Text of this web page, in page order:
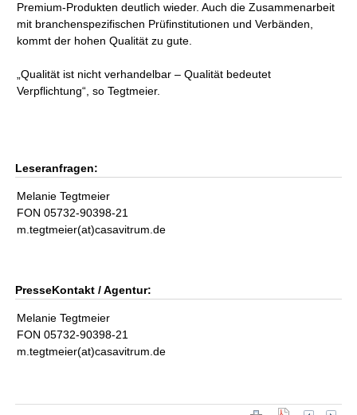
Premium-Produkten deutlich wieder. Auch die Zusammenarbeit
mit branchenspezifischen Prüfinstitutionen und Verbänden,
kommt der hohen Qualität zu gute.
„Qualität ist nicht verhandelbar – Qualität bedeutet
Verpflichtung“, so Tegtmeier.
Leseranfragen:
Melanie Tegtmeier
FON 05732-90398-21
m.tegtmeier(at)casavitrum.de
PresseKontakt / Agentur:
Melanie Tegtmeier
FON 05732-90398-21
m.tegtmeier(at)casavitrum.de